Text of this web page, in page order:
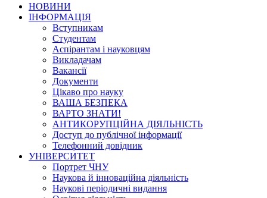
НОВИНИ
ІНФОРМАЦІЯ
Вступникам
Студентам
Аспірантам і науковцям
Викладачам
Вакансії
Документи
Цікаво про науку
ВАША БЕЗПЕКА
ВАРТО ЗНАТИ!
АНТИКОРУПЦІЙНА ДІЯЛЬНІСТЬ
Доступ до публічної інформації
Телефонний довідник
УНІВЕРСИТЕТ
Портрет ЧНУ
Наукова й інноваційна діяльність
Наукові періодичні видання